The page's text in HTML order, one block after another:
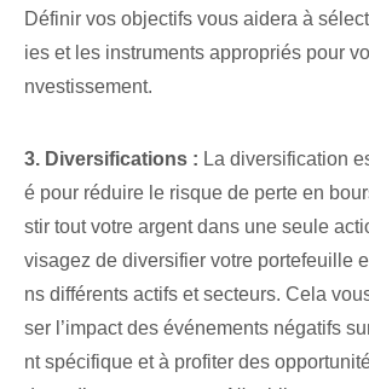
Définir vos objectifs vous aidera à
ies et les instruments appropriés pour
nvestissement.
3. Diversifications : La diversification
é pour réduire le risque de perte en
stir tout votre argent dans une seule
visagez de diversifier votre portefeuille
ns différents actifs et secteurs. Cela
ser l’impact des événements négatifs
nt spécifique et à profiter des